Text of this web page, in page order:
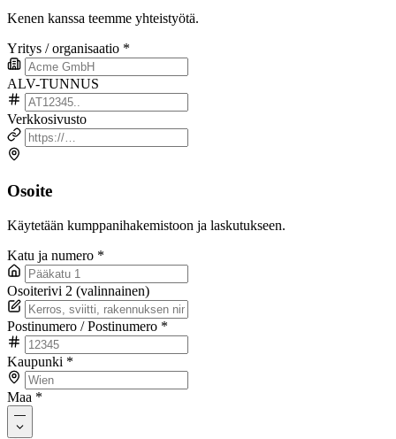
Kenen kanssa teemme yhteistyötä.
Yritys / organisaatio *
ALV-TUNNUS
Verkkosivusto
Osoite
Käytetään kumppanihakemistoon ja laskutukseen.
Katu ja numero *
Osoiterivi 2 (valinnainen)
Postinumero / Postinumero *
Kaupunki *
Maa *
—